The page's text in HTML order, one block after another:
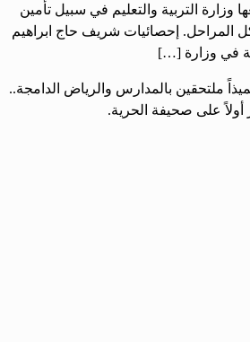
وزارة التربية والتعليم في سبيل تأمين
المراحل. إحصائيات شريف حاج ابراهيم
في وزارة […]
“٣٧٢٦” تلميذاً ملتحقين بالمدارس والرياض الدامجة..
أولاً على صحيفة الحرية.